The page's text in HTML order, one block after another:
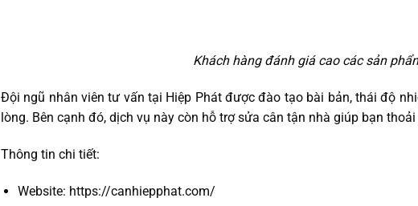
Khách hàng đánh giá cao các sản
Đội ngũ nhân viên tư vấn tại Hiệp Phát được đào tạo bài bản, thái độ
lòng. Bên cạnh đó, dịch vụ này còn hỗ trợ sửa cân tận nhà giúp bạn
Thông tin chi tiết:
Website: https://canhiepphat.com/